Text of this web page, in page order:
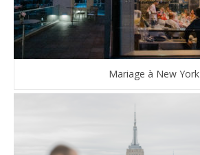
Mariage à New York